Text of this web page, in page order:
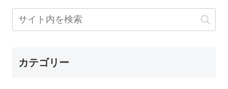
カテゴリー